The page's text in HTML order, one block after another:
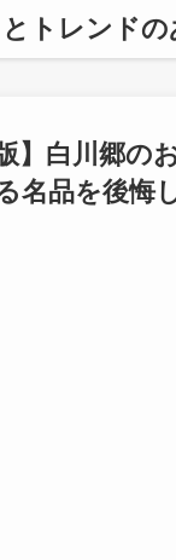
とトレンド
】白川郷の
名品を後悔